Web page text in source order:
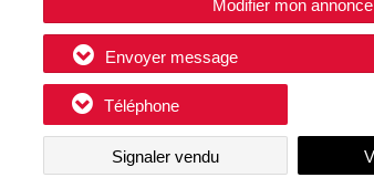
Modifier mon annonce
Envoyer message
Téléphone
Signaler vendu